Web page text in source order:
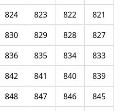
821
822
823
824
827
828
829
830
833
834
835
836
839
840
841
842
845
846
847
848